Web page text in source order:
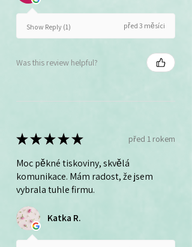
Show Reply (1) před 3 měsíci
Was this review helpful?
★★★★★ před 1 rokem
Moc pěkné tiskoviny, skvělá
komunikace. Mám radost, že jsem
vybrala tuhle firmu.
Katka R.